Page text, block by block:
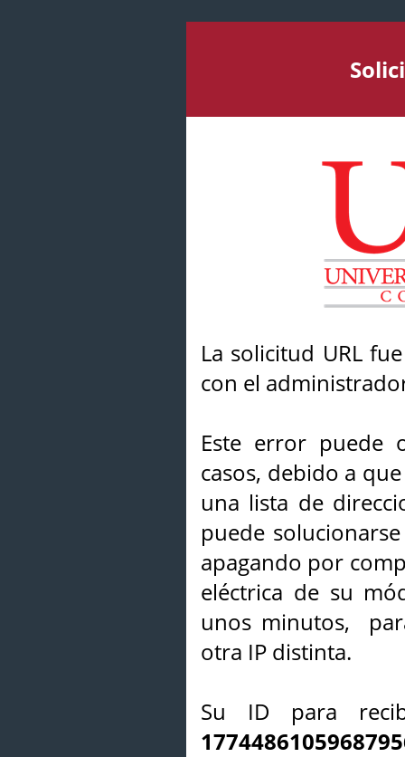
La solicitud URL
con el
Este error puede
casos, debido a
una lista de
puede
apagando por
eléctrica de su
unos minutos,
otra IP distinta.
Su ID para